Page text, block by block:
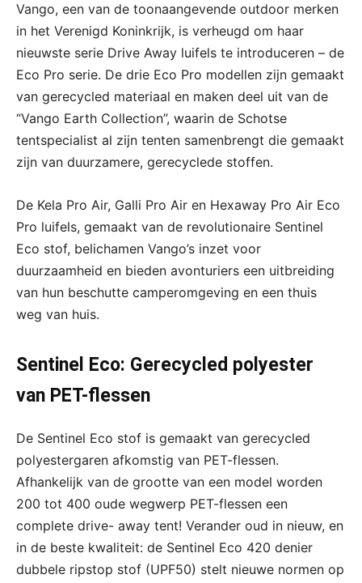
Vango, een van de toonaangevende outdoor merken
in het Verenigd Koninkrijk, is verheugd om haar
nieuwste serie Drive Away luifels te introduceren – de
Eco Pro serie. De drie Eco Pro modellen zijn gemaakt
van gerecycled materiaal en maken deel uit van de
“Vango Earth Collection”, waarin de Schotse
tentspecialist al zijn tenten samenbrengt die gemaakt
zijn van duurzamere, gerecyclede stoffen.
De Kela Pro Air, Galli Pro Air en Hexaway Pro Air Eco
Pro luifels, gemaakt van de revolutionaire Sentinel
Eco stof, belichamen Vango’s inzet voor
duurzaamheid en bieden avonturiers een uitbreiding
van hun beschutte camperomgeving en een thuis
weg van huis.
Sentinel Eco: Gerecycled polyester
van PET-flessen
De Sentinel Eco stof is gemaakt van gerecycled
polyestergaren afkomstig van PET-flessen.
Afhankelijk van de grootte van een model worden
200 tot 400 oude wegwerp PET-flessen een
complete drive- away tent! Verander oud in nieuw, en
in de beste kwaliteit: de Sentinel Eco 420 denier
dubbele ripstop stof (UPF50) stelt nieuwe normen op